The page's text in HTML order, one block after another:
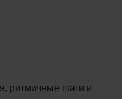
ритмичные шаги и